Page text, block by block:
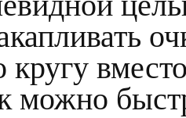
кругу
можно